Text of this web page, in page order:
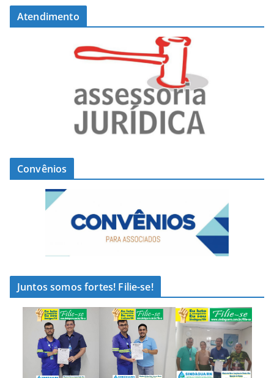
Atendimento
Convênios
Juntos somos fortes! Filie-se!